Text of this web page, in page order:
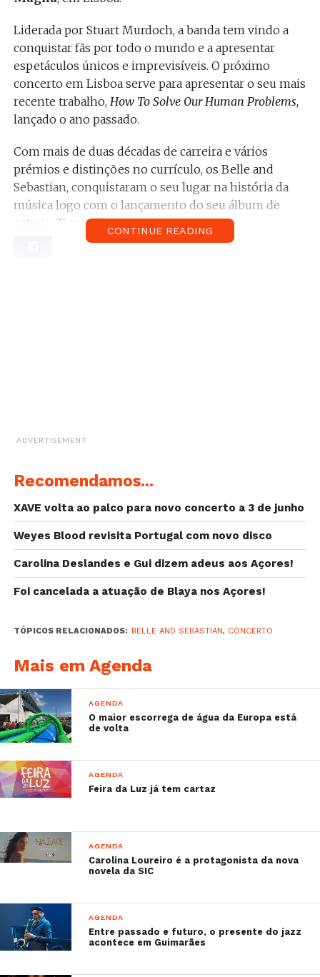
Liderada por Stuart Murdoch, a banda tem vindo a
conquistar fãs por todo o mundo e a apresentar
espetáculos únicos e imprevisíveis. O próximo
concerto em Lisboa serve para apresentar o seu mais
recente trabalho, How To Solve Our Human Problems,
lançado o ano passado.
Com mais de duas décadas de carreira e vários
prémios e distinções no currículo, os Belle and
Sebastian, conquistaram o seu lugar na história da
música logo com o lançamento do seu álbum de
estreia, Tigermilk.
CONTINUE READING
ADVERTISEMENT
Recomendamos...
XAVE volta ao palco para novo concerto a 3 de junho
Weyes Blood revisita Portugal com novo disco
Carolina Deslandes e Gui dizem adeus aos Açores!
Foi cancelada a atuação de Blaya nos Açores!
TÓPICOS RELACIONADOS: BELLE AND SEBASTIAN, CONCERTO
Mais em Agenda
AGENDA
O maior escorrega de água da Europa está
de volta
AGENDA
Feira da Luz já tem cartaz
AGENDA
Carolina Loureiro é a protagonista da nova
novela da SIC
AGENDA
Entre passado e futuro, o presente do jazz
acontece em Guimarães